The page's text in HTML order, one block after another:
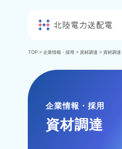
TOP> 企業情報・採用 > 資材調達 > 資材調達
企業情報・採用
資材調達